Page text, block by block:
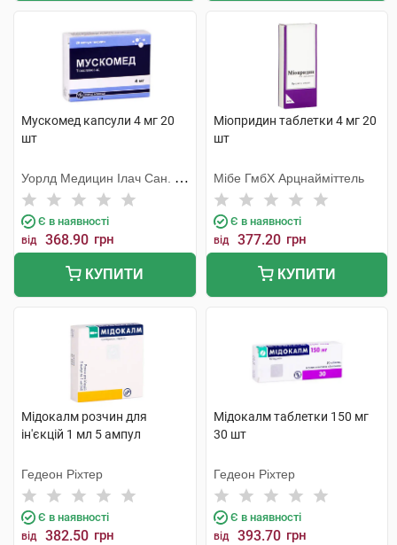
Мускомед капсули 4 мг 20
шт
Уорлд Медицин Ілач Сан. Ве
Тідж
Є в наявності
від 368.90 грн
КУПИТИ
Міопридин таблетки 4 мг 20
шт
Мібе ГмбХ Арцнайміттель
Є в наявності
від 377.20 грн
КУПИТИ
Мідокалм розчин для
ін'єкцій 1 мл 5 ампул
Гедеон Ріхтер
Є в наявності
від 382.50 грн
Мідокалм таблетки 150 мг
30 шт
Гедеон Ріхтер
Є в наявності
від 393.70 грн